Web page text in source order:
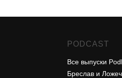
PODCAST
Все выпуски
Бреслав и